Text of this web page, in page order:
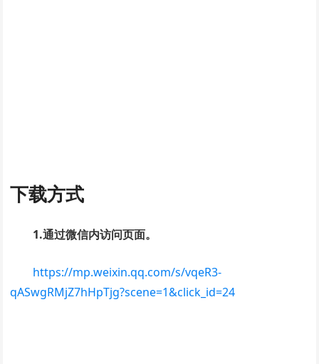
下载方式
1.通过微信内访问页面。
https://mp.weixin.qq.com/s/vqeR3-
qASwgRMjZ7hHpTjg?scene=1&click_id=24